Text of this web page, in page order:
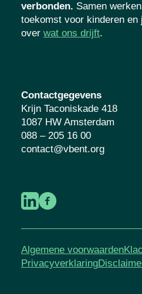
verbonden. Samen
toekomst voor kinderen en
over wat ons drijft.
Contactgegevens
Krijn Taconiskade 418
1087 HW Amsterdam
088 – 205 16 00
contact@vbent.org
Algemene voorwaarden
Privacyverklaring